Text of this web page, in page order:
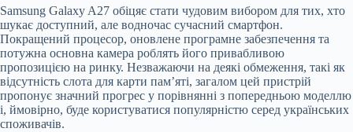
Samsung Galaxy A27 обіцяє стати чудовим вибором для тих, хто
шукає доступний, але водночас сучасний смартфон.
Покращений процесор, оновлене програмне забезпечення та
потужна основна камера роблять його привабливою
пропозицією на ринку. Незважаючи на деякі обмеження, такі як
відсутність слота для карти пам’яті, загалом цей пристрій
пропонує значний прогрес у порівнянні з попередньою моделлю
і, ймовірно, буде користуватися популярністю серед українських
споживачів.